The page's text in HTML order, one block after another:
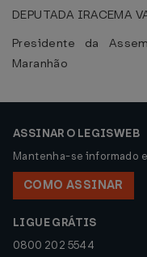
DEPUTADA IRACEMA
Presidente da
Maranhão
ASSINAR O LEGISWEB
Mantenha-se informado
COMO ASSINAR
LIGUE GRÁTIS
0800 202 5544